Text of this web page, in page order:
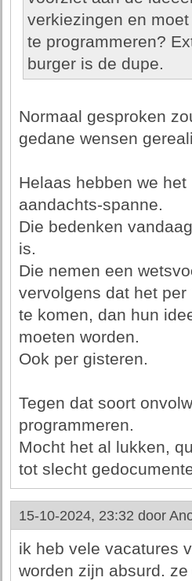
verkiezingen en
te programmeren?
burger is de dupe.
Normaal gesproken
gedane wensen
Helaas hebben we
aandachts-spanne.
Die bedenken
is.
Die nemen een
vervolgens dat het
te komen, dan hun
moeten worden.
Ook per gisteren.
Tegen dat soort
programmeren.
Mocht het al lukken,
tot slecht
15-10-2024, 23:32 door
ik heb vele vacatures
worden zijn absurd.